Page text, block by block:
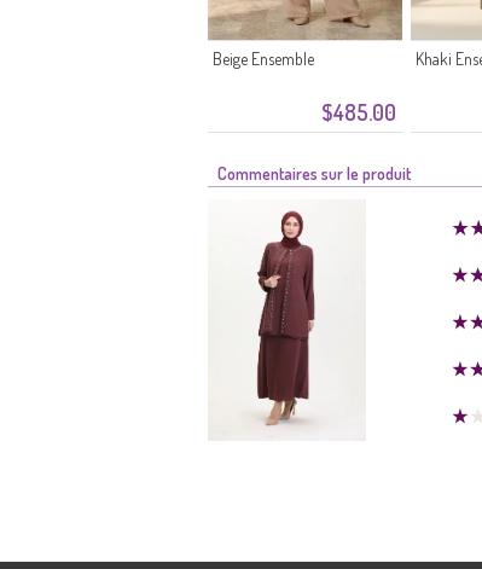
$485.00
Beige Ensemble Khaki
Commentaires sur le produit